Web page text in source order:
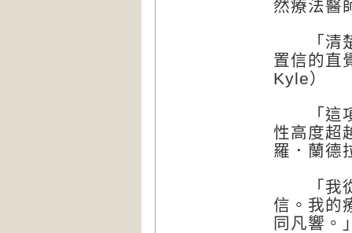
然療法醫
「清楚
置信的直
Kyle）
「這項
性高度超
羅．蘭德
「我從
信。我的
同凡響